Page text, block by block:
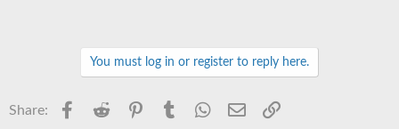
You must log in or register to reply here.
Share: Facebook
Reddit PinterestTumblr WhatsApp
Email